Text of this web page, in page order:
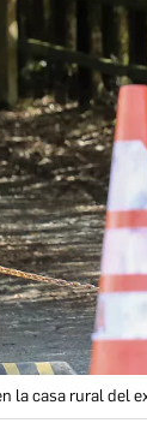
la casa rural del